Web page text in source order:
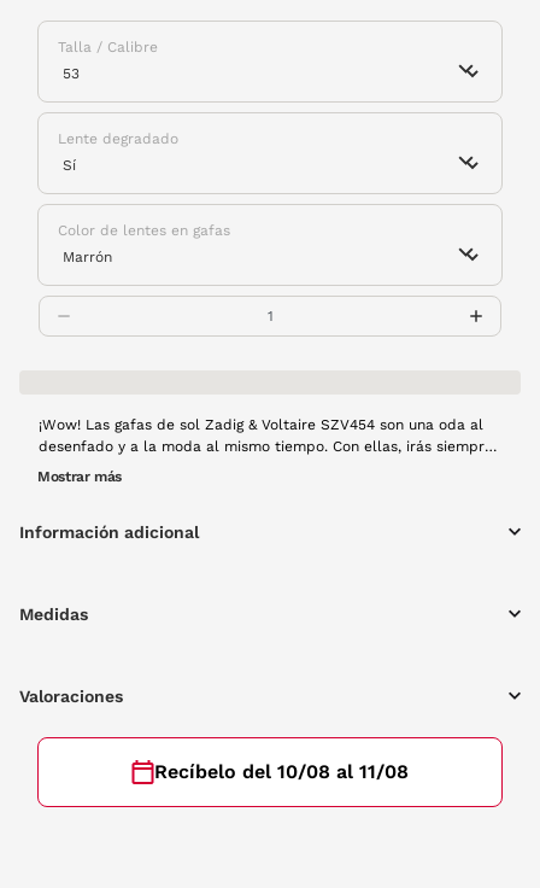
Talla / Calibre
Lente degradado
Color de lentes en gafas
¡Wow! Las gafas de sol Zadig & Voltaire SZV454 son una oda al
desenfado y a la moda al mismo tiempo. Con ellas, irás siempre
elegante con un toque desenfadado que siempre despierta las
Mostrar más
Información adicional
Medidas
Valoraciones
Recíbelo del 10/08 al 11/08